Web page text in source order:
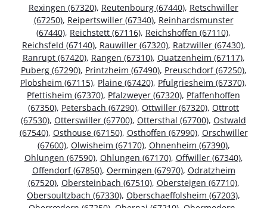
Rexingen (67320), Reutenbourg (67440), Retschwiller
(67250), Reipertswiller (67340), Reinhardsmunster
(67440), Reichstett (67116), Reichshoffen (67110),
Reichsfeld (67140), Rauwiller (67320), Ratzwiller (67430),
Ranrupt (67420), Rangen (67310), Quatzenheim (67117),
Puberg (67290), Printzheim (67490), Preuschdorf (67250),
Plobsheim (67115), Plaine (67420), Pfulgriesheim (67370),
Pfettisheim (67370), Pfalzweyer (67320), Pfaffenhoffen
(67350), Petersbach (67290), Ottwiller (67320), Ottrott
(67530), Otterswiller (67700), Ottersthal (67700), Ostwald
(67540), Osthouse (67150), Osthoffen (67990), Orschwiller
(67600), Olwisheim (67170), Ohnenheim (67390),
Ohlungen (67590), Ohlungen (67170), Offwiller (67340),
Offendorf (67850), Oermingen (67970), Odratzheim
(67520), Obersteinbach (67510), Obersteigen (67710),
Obersoultzbach (67330), Oberschaeffolsheim (67203),